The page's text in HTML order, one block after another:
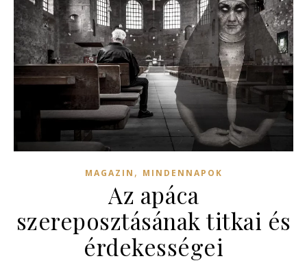
MAGAZIN , MINDENNAPOK
Az apáca
szereposztásának titkai és
érdekességei